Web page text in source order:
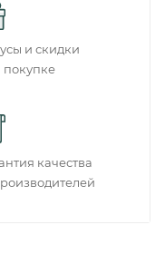
и скидки
покупке
качества